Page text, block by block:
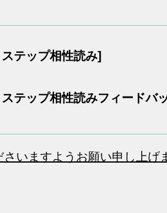
テップ相性読み]
テップ相性読みフィードバ
いますようお願い申し上げ